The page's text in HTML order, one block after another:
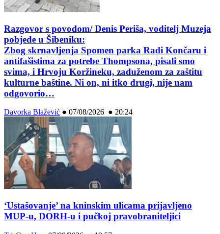
Razgovor s povodom/ Denis Periša, voditelj Muzeja
pobjede u Šibeniku:
Zbog skrnavljenja Spomen parka Radi Končaru i
antifašistima za potrebe Thompsona, pisali smo
svima, i Hrvoju Koržineku, zaduženom za zaštitu
kulturne baštine. Ni on, ni itko drugi, nije nam
odgovorio…
Davorka Blažević ● 07/08/2026 ● 20:24
‘Ustašovanje’ na kninskim ulicama prijavljeno
MUP-u, DORH-u i pučkoj pravobraniteljici